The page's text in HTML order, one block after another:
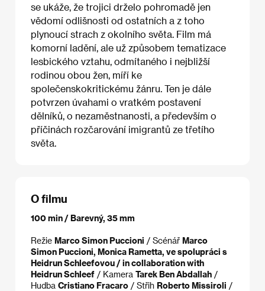
se ukáže, že trojici drželo pohromadě jen
vědomí odlišnosti od ostatních a z toho
plynoucí strach z okolního světa. Film má
komorní ladění, ale už způsobem tematizace
lesbického vztahu, odmítaného i nejbližší
rodinou obou žen, míří ke
společenskokritickému žánru. Ten je dále
potvrzen úvahami o vratkém postavení
dělníků, o nezaměstnanosti, a především o
příčinách rozčarování imigrantů ze třetího
světa.
O filmu
100 min / Barevný, 35 mm
Režie Marco Simon Puccioni / Scénář Marco
Simon Puccioni, Monica Rametta, ve spolupráci s
Heidrun Schleefovou / in collaboration with
Heidrun Schleef / Kamera Tarek Ben Abdallah /
Hudba Cristiano Fracaro / Střih Roberto Missiroli /